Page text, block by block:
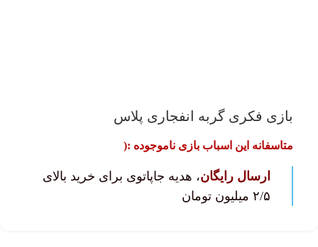
بازی فکری گربه انفجاری پلاس
متاسفانه این اسباب بازی ناموجوده :(
ارسال رایگان، هدیه جاپاتوی برای خرید بالای
۲/۵ میلیون تومان